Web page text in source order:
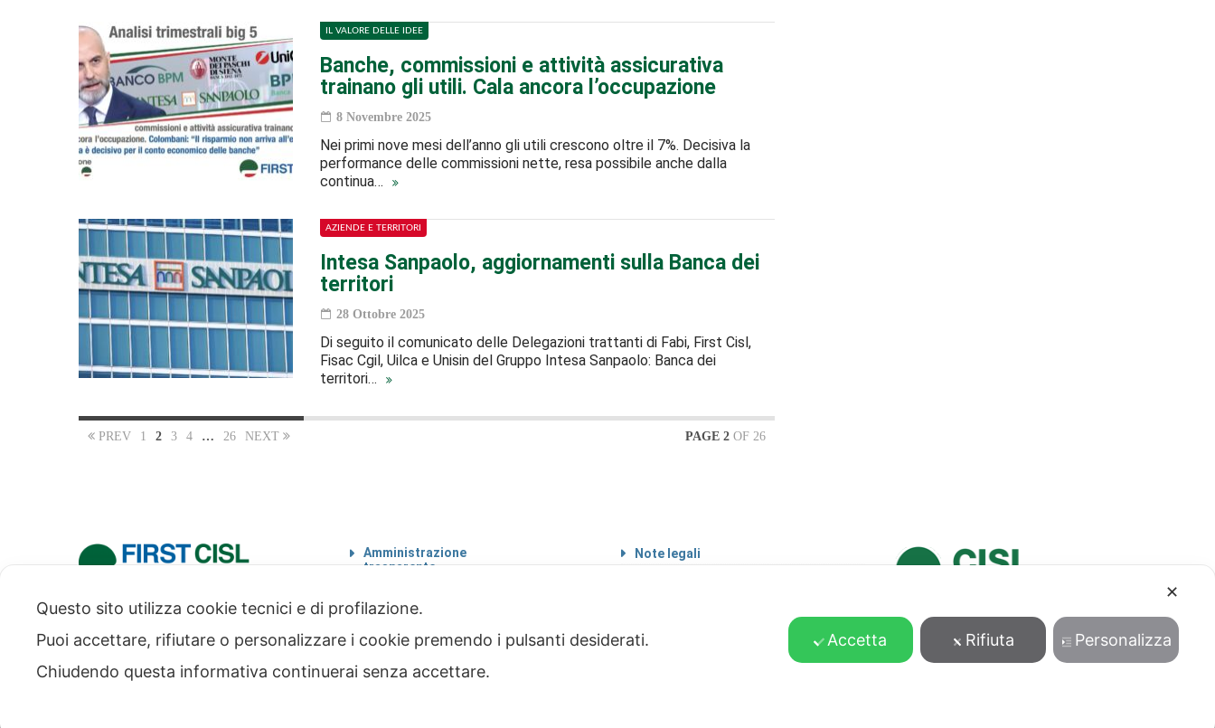
IL VALORE DELLE IDEE
Banche, commissioni e attività assicurativa
trainano gli utili. Cala ancora l’occupazione
8 Novembre 2025
Nei primi nove mesi dell’anno gli utili crescono oltre il 7%. Decisiva la
performance delle commissioni nette, resa possibile anche dalla
continua…
AZIENDE E TERRITORI
Intesa Sanpaolo, aggiornamenti sulla Banca dei
territori
28 Ottobre 2025
Di seguito il comunicato delle Delegazioni trattanti di Fabi, First Cisl,
Fisac Cgil, Uilca e Unisin del Gruppo Intesa Sanpaolo: Banca dei
territori…
PREV 1 2 3 4 … 26 NEXT PAGE 2 OF 26
via Modena 5, 00184 Roma
fax: +39 06 4746136
info@firstcisl.it
Amministrazione
trasparente
Note legali
Home
✕
Questo sito utilizza cookie tecnici e di profilazione.
Puoi accettare, rifiutare o personalizzare i cookie premendo i pulsanti desiderati.
Chiudendo questa informativa continuerai senza accettare.
Accetta Rifiuta Personalizza